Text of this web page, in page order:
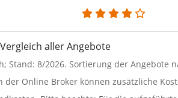
aller Angebote
Stand: 8/2026. Sortierung der
der Online Broker können zusätzliche